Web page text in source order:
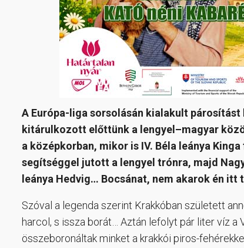
A Európa-liga sorsolásán kialakult
kitárulkozott előttünk a lengyel–magyar
a középkorban, mikor is IV. Béla leánya
segítséggel jutott a lengyel trónra, majd
leánya Hedvig… Bocsánat, nem akarok én
Szóval a legenda szerint Krakkóban született
harcol, s issza borát… Aztán lefolyt pár liter víz a
összeboronáltak minket a krakkói piros-